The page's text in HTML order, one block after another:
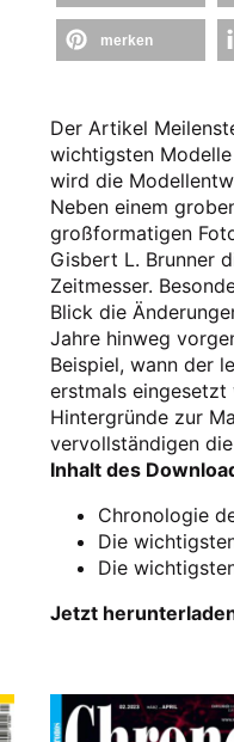
merken
Der Artikel
wichtigsten
wird die
Neben einem
großformatigen
Gisbert L. Brunner
Zeitmesser.
Blick die
Jahre hinweg
Beispiel, wann der
erstmals eingesetzt
Hintergründe zur
vervollständigen
Inhalt des
Chronologie
Die
Die
Jetzt